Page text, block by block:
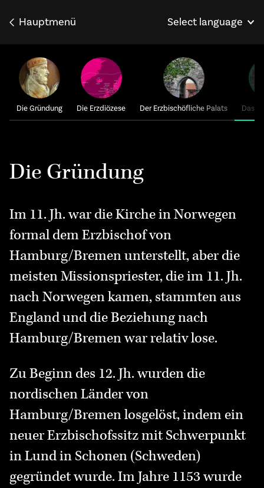
Hauptmenü Select language
Norsk English
Die Gründung Die Erzdiözese Der Erzbischöfliche Palats Das
Die Gründung
Im 11. Jh. war die Kirche in Norwegen
formal dem Erzbischof von
Hamburg/Bremen unterstellt, aber die
meisten Missionspriester, die im 11. Jh.
nach Norwegen kamen, stammten aus
England und die Beziehung nach
Hamburg/Bremen war relativ lose.
Zu Beginn des 12. Jh. wurden die
nordischen Länder von
Hamburg/Bremen losgelöst, indem ein
neuer Erzbischofssitz mit Schwerpunkt
in Lund in Schonen (Schweden)
gegründet wurde. Im Jahre 1153 wurde